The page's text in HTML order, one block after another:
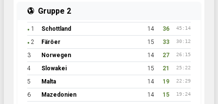
Gruppe 2
● 1 Schottland 14 36 45:14
● 2 Färöer 15 33 30:12
3 Norwegen 14 27 26:15
4 Slowakei 15 21 25:22
5 Malta 14 19 22:29
6 Mazedonien 14 15 19:24